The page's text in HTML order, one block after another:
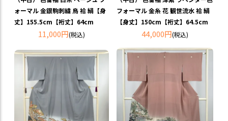
ォーマル 金銀駒刺繍 鳥 袷 絹【身
丈】155.5cm【裄丈】64cm
11,000円(税込)
フォーマル 金糸 花 観世流水 袷 絹
【身丈】150cm【裄丈】64.5cm
44,000円(税込)